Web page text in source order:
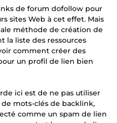
de forum dofollow pour
sites Web à cet effet. Mais
méthode de création de
la liste des ressources
comment créer des
un profil de lien bien
ici est de ne pas utiliser
mots-clés de backlink,
comme un spam de lien